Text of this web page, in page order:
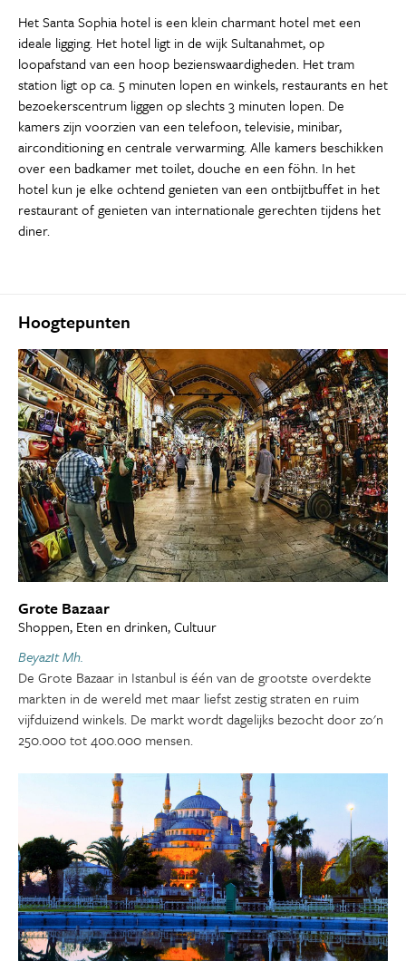
Het Santa Sophia hotel is een klein charmant hotel met een
ideale ligging. Het hotel ligt in de wijk Sultanahmet, op
loopafstand van een hoop bezienswaardigheden. Het tram
station ligt op ca. 5 minuten lopen en winkels, restaurants en het
bezoekerscentrum liggen op slechts 3 minuten lopen. De
kamers zijn voorzien van een telefoon, televisie, minibar,
airconditioning en centrale verwarming. Alle kamers beschikken
over een badkamer met toilet, douche en een föhn. In het
hotel kun je elke ochtend genieten van een ontbijtbuffet in het
restaurant of genieten van internationale gerechten tijdens het
diner.
Hoogtepunten
Grote Bazaar
Shoppen, Eten en drinken, Cultuur
Beyazıt Mh.
De Grote Bazaar in Istanbul is één van de grootste overdekte
markten in de wereld met maar liefst zestig straten en ruim
vijfduizend winkels. De markt wordt dagelijks bezocht door zo'n
250.000 tot 400.000 mensen.